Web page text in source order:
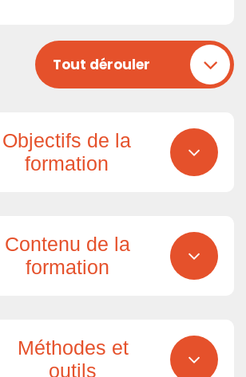
Tout dérouler
Objectifs de la
formation
Contenu de la
formation
Méthodes et
outils